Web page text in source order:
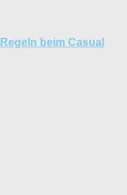
beim Casual